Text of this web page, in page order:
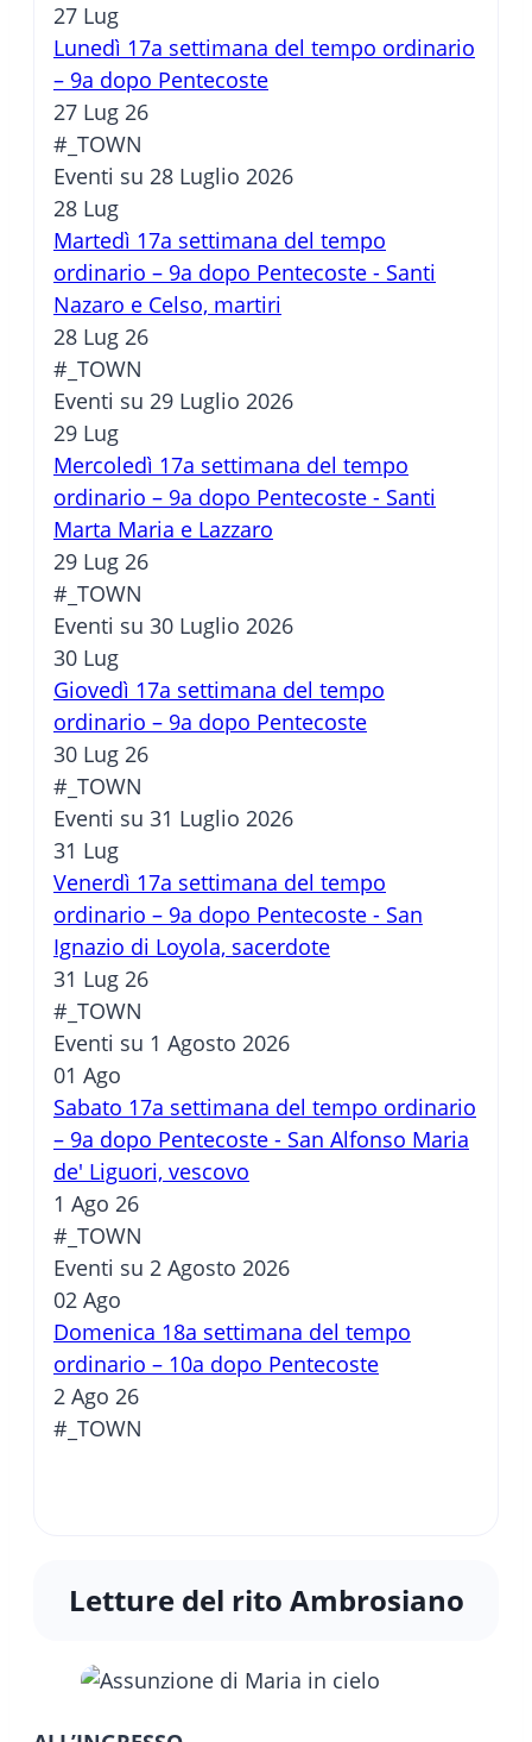
27 Lug
Lunedì 17a settimana del tempo ordinario
– 9a dopo Pentecoste
27 Lug 26
#_TOWN
Eventi su 28 Luglio 2026
28 Lug
Martedì 17a settimana del tempo
ordinario – 9a dopo Pentecoste - Santi
Nazaro e Celso, martiri
28 Lug 26
#_TOWN
Eventi su 29 Luglio 2026
29 Lug
Mercoledì 17a settimana del tempo
ordinario – 9a dopo Pentecoste - Santi
Marta Maria e Lazzaro
29 Lug 26
#_TOWN
Eventi su 30 Luglio 2026
30 Lug
Giovedì 17a settimana del tempo
ordinario – 9a dopo Pentecoste
30 Lug 26
#_TOWN
Eventi su 31 Luglio 2026
31 Lug
Venerdì 17a settimana del tempo
ordinario – 9a dopo Pentecoste - San
Ignazio di Loyola, sacerdote
31 Lug 26
#_TOWN
Eventi su 1 Agosto 2026
01 Ago
Sabato 17a settimana del tempo ordinario
– 9a dopo Pentecoste - San Alfonso Maria
de' Liguori, vescovo
1 Ago 26
#_TOWN
Eventi su 2 Agosto 2026
02 Ago
Domenica 18a settimana del tempo
ordinario – 10a dopo Pentecoste
2 Ago 26
#_TOWN
Letture del rito Ambrosiano